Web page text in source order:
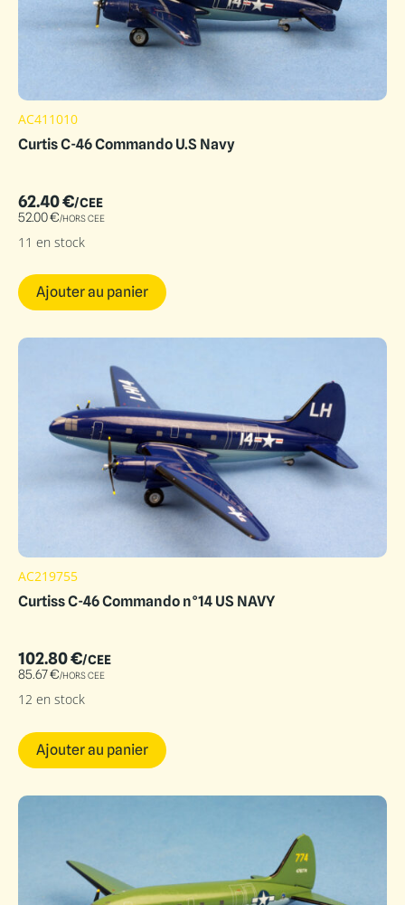
AC411010
Curtis C-46 Commando U.S Navy
62.40€/CEE
52.00€/HORS CEE
11 en stock
Ajouter au panier
AC219755
Curtiss C-46 Commando n°14 US NAVY
102.80€/CEE
85.67€/HORS CEE
12 en stock
Ajouter au panier